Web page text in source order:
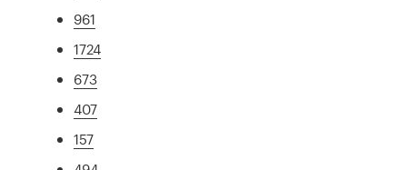
961
1724
673
407
157